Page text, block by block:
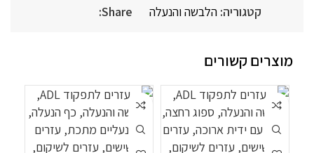
קטגוריה: הלבשה והנעלה Share:
מוצרים קשורים